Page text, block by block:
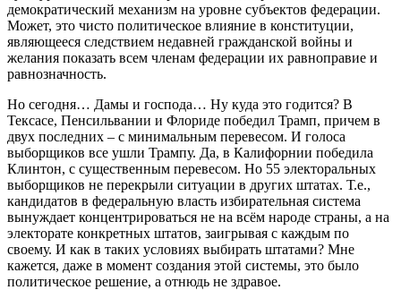
демократический механизм на уровне субъектов федерации.
Может, это чисто политическое влияние в конституции,
являющееся следствием недавней гражданской войны и
желания показать всем членам федерации их равноправие и
равнозначность.
Но сегодня… Дамы и господа… Ну куда это годится? В
Тексасе, Пенсильвании и Флориде победил Трамп, причем в
двух последних – с минимальным перевесом. И голоса
выборщиков все ушли Трампу. Да, в Калифорнии победила
Клинтон, с существенным перевесом. Но 55 электоральных
выборщиков не перекрыли ситуации в других штатах. Т.е.,
кандидатов в федеральную власть избирательная система
вынуждает концентрироваться не на всём народе страны, а на
электорате конкретных штатов, заигрывая с каждым по
своему. И как в таких условиях выбирать штатами? Мне
кажется, даже в момент создания этой системы, это было
политическое решение, а отнюдь не здравое.